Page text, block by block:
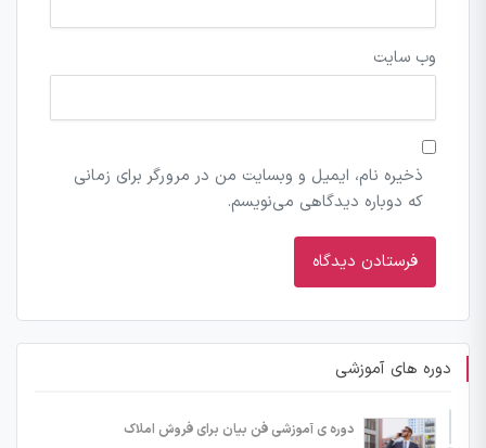
وب‌ سایت
ذخیره نام، ایمیل و وبسایت من در مرورگر برای زمانی
که دوباره دیدگاهی می‌نویسم.
دوره های آموزشی
دوره ی آموزشی فن بیان برای فروش املاک